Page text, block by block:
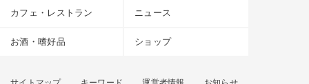
カフェ・レストラン ニュース
お酒・嗜好品 ショップ